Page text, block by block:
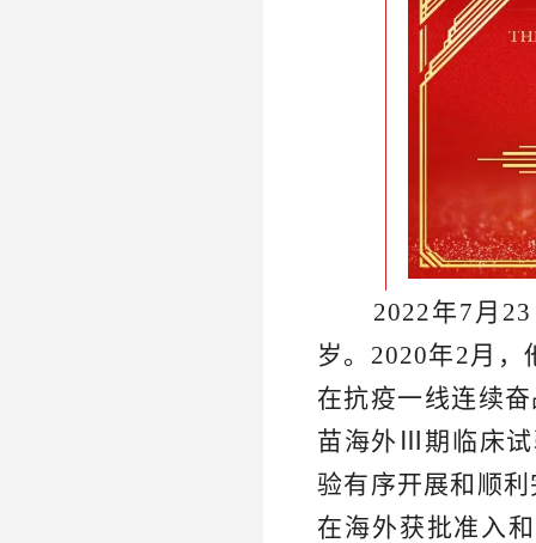
2022年7月
岁。2020年2月
在抗疫一线连续
苗海外Ⅲ期临床试
验有序开展和顺
在海外获批准入